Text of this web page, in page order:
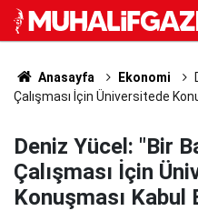
Anasayfa Ekonomi
Çalışması İçin Üniversitede
Deniz Yücel: "Bir
Çalışması İçin
Konuşması Kabul